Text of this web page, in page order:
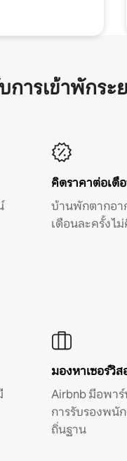
ารเข้าพักระ
คิดราคาต่อเดื
บ้านพักตากอา
เดือนละครั้ง ไ
มองหาเซอร์วิ
Airbnb มีอพา
การรับรองพนั
ถิ่นฐาน